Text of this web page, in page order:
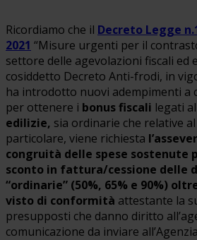
Ricordiamo che il Decreto Legge
2021 “Misure urgenti per il
settore delle agevolazioni fiscali ed
cosiddetto Decreto Anti-frodi, in
ha introdotto nuovi adempimenti a
per ottenere i bonus fiscali legati
edilizie, sia ordinarie che relative
particolare, viene richiesta
congruità delle spese sostenute
sconto in fattura/cessione delle
“ordinarie” (50%, 65% e 90%)
visto di conformità attestante la
presupposti che danno diritto
comunicazione da inviare